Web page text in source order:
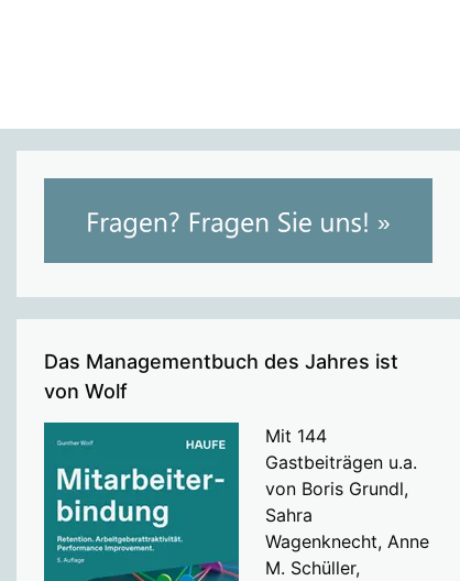
Das Managementbuch des Jahres ist
von Wolf
Mit 144
Gastbeiträgen u.a.
von Boris Grundl,
Sahra
Wagenknecht, Anne
M. Schüller,